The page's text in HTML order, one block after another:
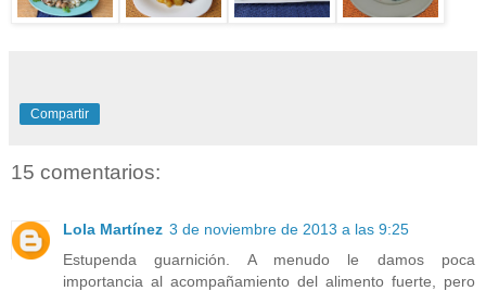
Compartir
15 comentarios:
Lola Martínez 3 de noviembre de 2013 a las 9:25
Estupenda guarnición. A menudo le damos poca
importancia al acompañamiento del alimento fuerte, pero